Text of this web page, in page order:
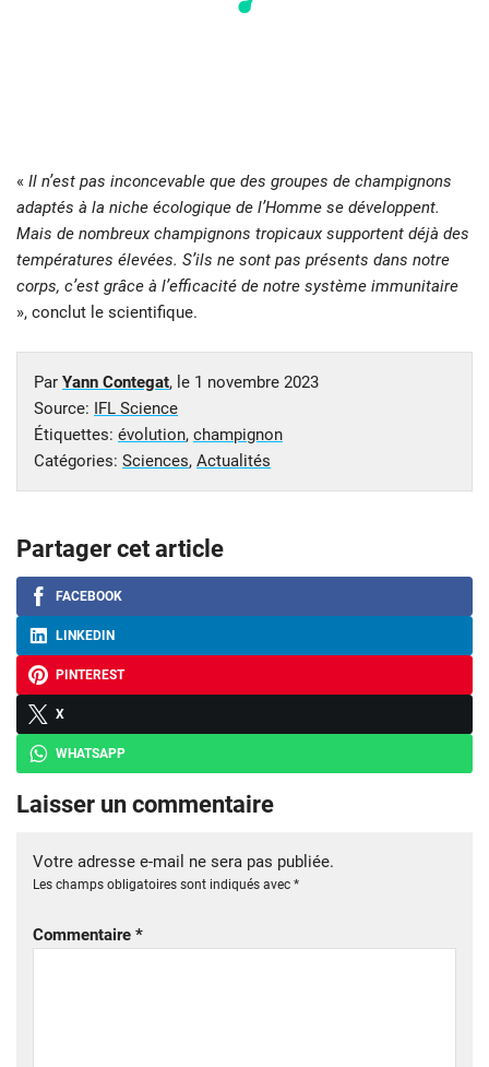
« Il n’est pas inconcevable que des groupes de champignons
adaptés à la niche écologique de l’Homme se développent.
Mais de nombreux champignons tropicaux supportent déjà des
températures élevées. S’ils ne sont pas présents dans notre
corps, c’est grâce à l’efficacité de notre système immunitaire
», conclut le scientifique.
Par Yann Contegat, le 1 novembre 2023
Source: IFL Science
Étiquettes: évolution, champignon
Catégories: Sciences, Actualités
Partager cet article
FACEBOOK
LINKEDIN
PINTEREST
X
WHATSAPP
Laisser un commentaire
Votre adresse e-mail ne sera pas publiée.
Les champs obligatoires sont indiqués avec *
Commentaire *